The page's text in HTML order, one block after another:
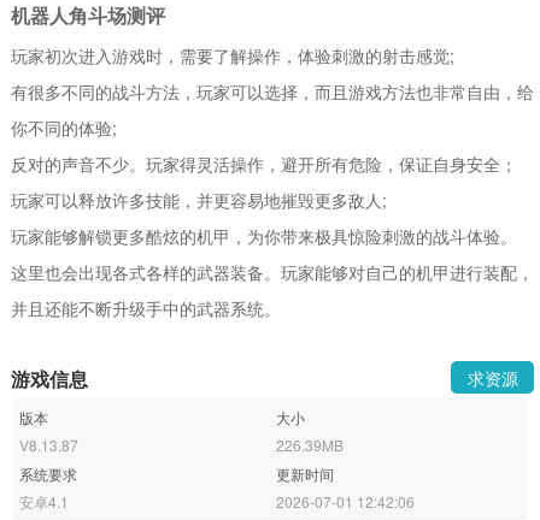
机器人角斗场测评
玩家初次进入游戏时，需要了解操作，体验刺激的射击感觉;
有很多不同的战斗方法，玩家可以选择，而且游戏方法也非常自由，给
你不同的体验;
反对的声音不少。玩家得灵活操作，避开所有危险，保证自身安全；
玩家可以释放许多技能，并更容易地摧毁更多敌人;
玩家能够解锁更多酷炫的机甲，为你带来极具惊险刺激的战斗体验。
这里也会出现各式各样的武器装备。玩家能够对自己的机甲进行装配，
并且还能不断升级手中的武器系统。
游戏信息 求资源
版本
V8.13.87
大小
226.39MB
系统要求
安卓4.1
更新时间
2026-07-01 12:42:06